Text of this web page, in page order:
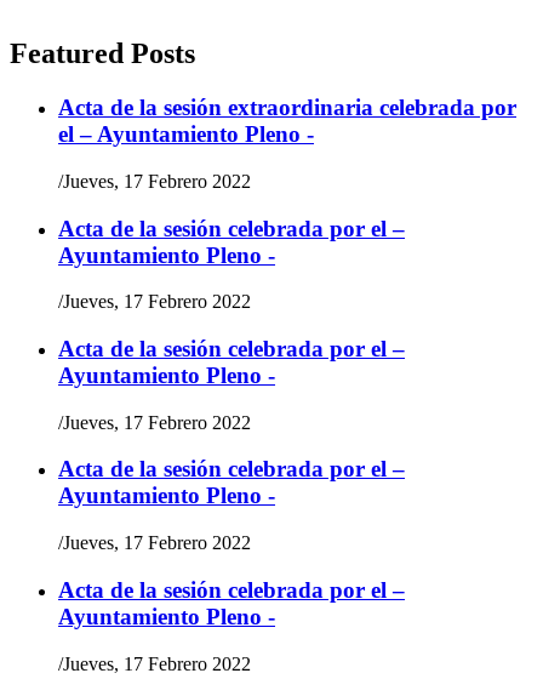
Featured Posts
Acta de la sesión extraordinaria celebrada por
el – Ayuntamiento Pleno -
/Jueves, 17 Febrero 2022
Acta de la sesión celebrada por el –
Ayuntamiento Pleno -
/Jueves, 17 Febrero 2022
Acta de la sesión celebrada por el –
Ayuntamiento Pleno -
/Jueves, 17 Febrero 2022
Acta de la sesión celebrada por el –
Ayuntamiento Pleno -
/Jueves, 17 Febrero 2022
Acta de la sesión celebrada por el –
Ayuntamiento Pleno -
/Jueves, 17 Febrero 2022